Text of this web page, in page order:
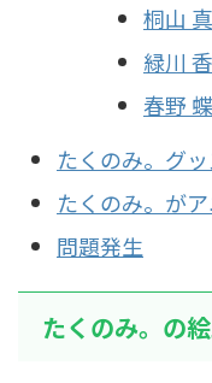
桐山
緑川
春野
たくのみ。グ
たくのみ。が
問題発生
たくのみ。の